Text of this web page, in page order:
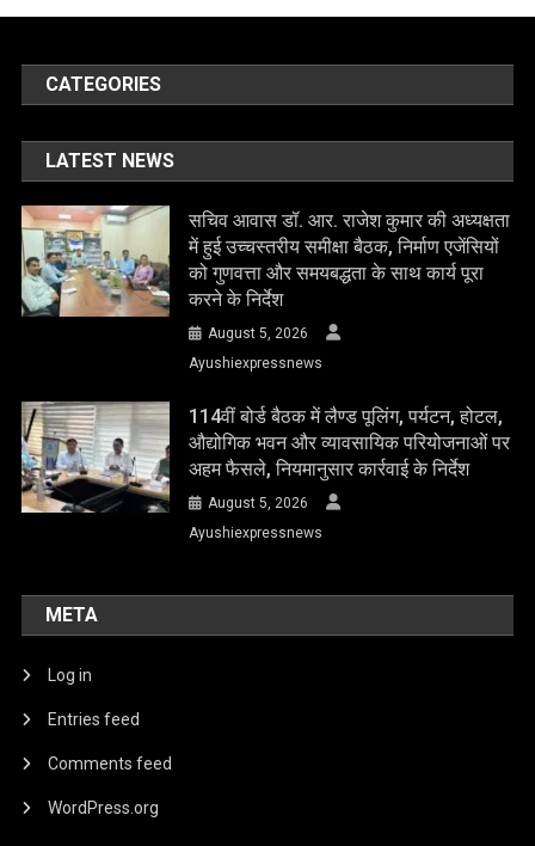
CATEGORIES
LATEST NEWS
सचिव आवास डॉ. आर. राजेश कुमार की अध्यक्षता
में हुई उच्चस्तरीय समीक्षा बैठक, निर्माण एजेंसियों
को गुणवत्ता और समयबद्धता के साथ कार्य पूरा
करने के निर्देश
August 5, 2026
Ayushiexpressnews
114वीं बोर्ड बैठक में लैण्ड पूलिंग, पर्यटन, होटल,
औद्योगिक भवन और व्यावसायिक परियोजनाओं पर
अहम फैसले, नियमानुसार कार्रवाई के निर्देश
August 5, 2026
Ayushiexpressnews
META
Log in
Entries feed
Comments feed
WordPress.org